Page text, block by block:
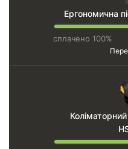
Ергономична
сплачено 100%